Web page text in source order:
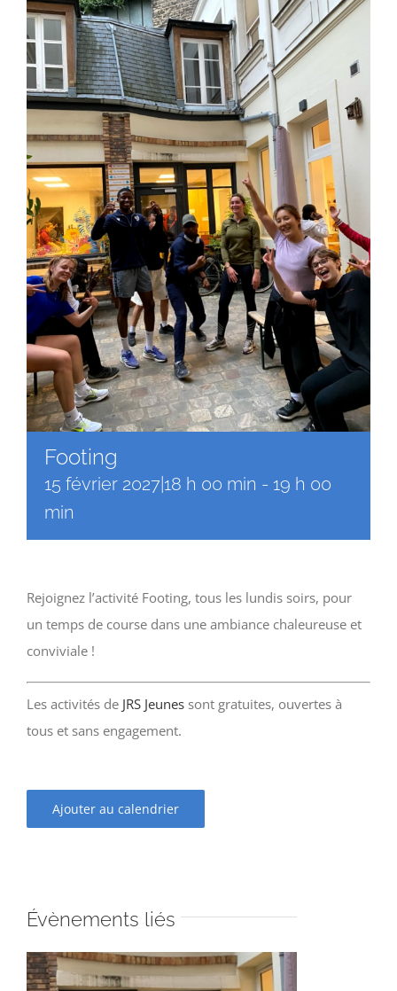
Magis Paris
Cowork Magis
JRS France
Réseau Magis
Rechercher
Footing
15 février 2027|18 h 00 min - 19 h 00
min
Rejoignez l’activité Footing, tous les lundis soirs, pour
un temps de course dans une ambiance chaleureuse et
conviviale !
Les activités de JRS Jeunes sont gratuites, ouvertes à
tous et sans engagement.
Ajouter au calendrier
Évènements liés